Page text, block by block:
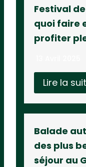
Festival
quoi faire
profiter
Lire la
Balade
des plus
séjour au